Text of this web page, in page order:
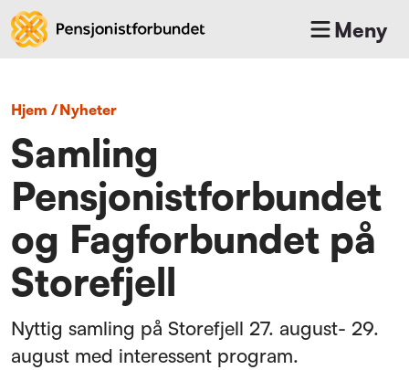
Meny
Hjem / nyheter
Samling
Pensjonistforbundet
og Fagforbundet på
Storefjell
Nyttig samling på Storefjell 27. august- 29.
august med interessent program.